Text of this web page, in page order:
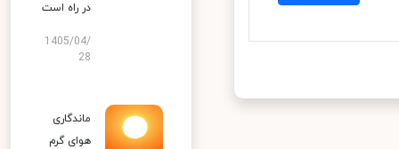
در راه است
1405/04/
28
ماندگاری
هوای گرم